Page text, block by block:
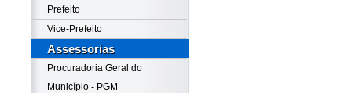
Prefeito
Vice-Prefeito
Assessorias
Procuradoria Geral do
Município - PGM